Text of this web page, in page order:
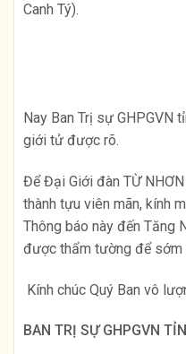
Canh Tý).
Nay Ban Trị sự GHPGVN
giới tử được rõ.
Để Đại Giới đàn TỪ
thành tựu viên mãn, kính
Thông báo này đến Tăng
được thẩm tường để sớm
Kính chúc Quý Ban vô
BAN TRỊ SỰ GHPGVN